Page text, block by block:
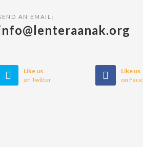
AN EMAIL:
Like us
on Twitter
Like us
on